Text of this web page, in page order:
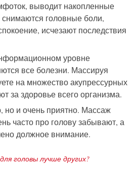
выводит накопленные
снимаются головные боли,
исчезают последствия
уровне
все болезни. Массируя
на множество акупрессурных
за здоровье всего организма.
но и очень приятно. Массаж
часто про голову забывают, а
должное внимание.
головы лучше других?